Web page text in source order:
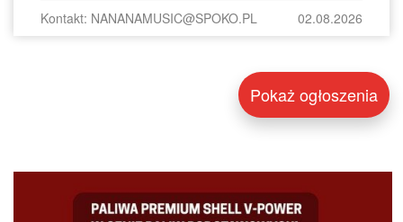
Kontakt: NANANAMUSIC@SPOKO.PL 02.08.2026
Pokaż ogłoszenia